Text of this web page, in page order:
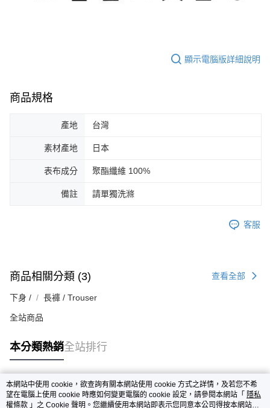
顯示電腦版詳細說明
商品規格
產地 台灣
素材產地 日本
表布成分 聚酯纖維 100%
備註 請單獨洗滌
客服
商品相關分類 (3) 查看全部
下身 / 長褲 / Trouser
全站商品
本分類熱銷全站排行
熱門標籤
本網站中使用 cookie，欲查詢有關本網站使用 cookie 方式之詳情，及若您不希
望在電腦上使用 cookie 時應如何變更電腦的 cookie 設定，請參閱本網站「 隱私
權條款 」之 Cookie 聲明。您繼續使用本網站即表示您同意本公司得按本網站使